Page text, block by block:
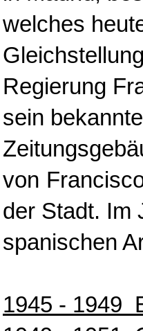
welches
Regierung
sein
von
der Stadt. Im
spanischen
1945 - 1949